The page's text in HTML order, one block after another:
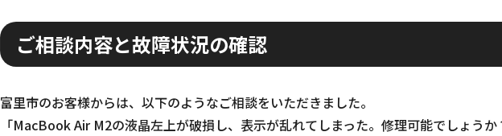
ご相談内容と故障状況の確認
富里市のお客様からは、以下のようなご相談をいただきました。
「MacBook Air M2の液晶左上が破損し、表示が乱れてしまった。修理可能でしょうか